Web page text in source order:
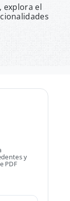
explora el
y
PDF